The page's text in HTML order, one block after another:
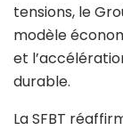
tensions, le
modèle
et
durable.
La SFBT